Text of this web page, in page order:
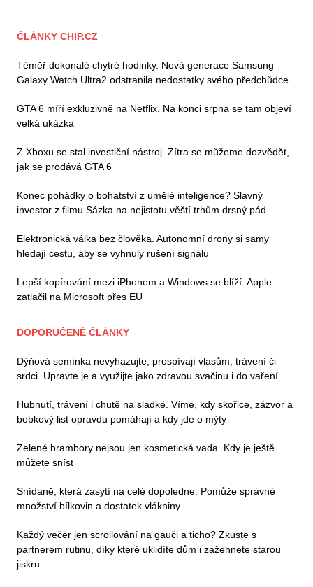
ČLÁNKY CHIP.CZ
Téměř dokonalé chytré hodinky. Nová generace Samsung
Galaxy Watch Ultra2 odstranila nedostatky svého předchůdce
GTA 6 míří exkluzivně na Netflix. Na konci srpna se tam objeví
velká ukázka
Z Xboxu se stal investiční nástroj. Zítra se můžeme dozvědět,
jak se prodává GTA 6
Konec pohádky o bohatství z umělé inteligence? Slavný
investor z filmu Sázka na nejistotu věští trhům drsný pád
Elektronická válka bez člověka. Autonomní drony si samy
hledají cestu, aby se vyhnuly rušení signálu
Lepší kopírování mezi iPhonem a Windows se blíží. Apple
zatlačil na Microsoft přes EU
DOPORUČENÉ ČLÁNKY
Dýňová semínka nevyhazujte, prospívají vlasům, trávení či
srdci. Upravte je a využijte jako zdravou svačinu i do vaření
Hubnutí, trávení i chutě na sladké. Víme, kdy skořice, zázvor a
bobkový list opravdu pomáhají a kdy jde o mýty
Zelené brambory nejsou jen kosmetická vada. Kdy je ještě
můžete sníst
Snídaně, která zasytí na celé dopoledne: Pomůže správné
množství bílkovin a dostatek vlákniny
Každý večer jen scrollování na gauči a ticho? Zkuste s
partnerem rutinu, díky které uklidíte dům i zažehnete starou
jiskru